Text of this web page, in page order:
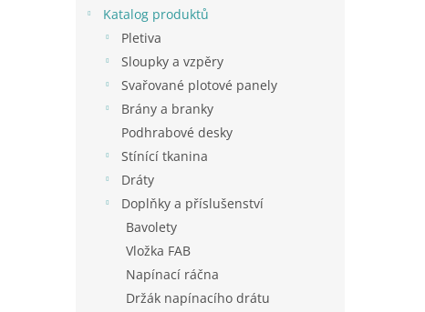
Katalog produktů
Pletiva
Sloupky a vzpěry
Svařované plotové panely
Brány a branky
Podhrabové desky
Stínící tkanina
Dráty
Doplňky a příslušenství
Bavolety
Vložka FAB
Napínací ráčna
Držák napínacího drátu